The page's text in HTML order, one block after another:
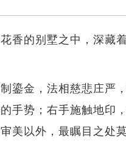
香的别墅之中，深藏
鎏金，法相慈悲庄严
手势；右手施触地印
美以外，最瞩目之处